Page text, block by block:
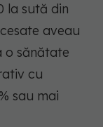
la sută din
aveau
o sănătate
cu
sau mai